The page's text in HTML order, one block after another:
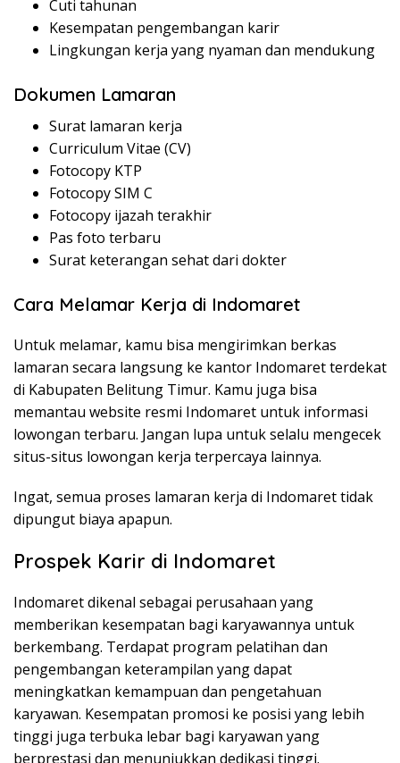
Cuti tahunan
Kesempatan pengembangan karir
Lingkungan kerja yang nyaman dan mendukung
Dokumen Lamaran
Surat lamaran kerja
Curriculum Vitae (CV)
Fotocopy KTP
Fotocopy SIM C
Fotocopy ijazah terakhir
Pas foto terbaru
Surat keterangan sehat dari dokter
Cara Melamar Kerja di Indomaret
Untuk melamar, kamu bisa mengirimkan berkas
lamaran secara langsung ke kantor Indomaret terdekat
di Kabupaten Belitung Timur. Kamu juga bisa
memantau website resmi Indomaret untuk informasi
lowongan terbaru. Jangan lupa untuk selalu mengecek
situs-situs lowongan kerja terpercaya lainnya.
Ingat, semua proses lamaran kerja di Indomaret tidak
dipungut biaya apapun.
Prospek Karir di Indomaret
Indomaret dikenal sebagai perusahaan yang
memberikan kesempatan bagi karyawannya untuk
berkembang. Terdapat program pelatihan dan
pengembangan keterampilan yang dapat
meningkatkan kemampuan dan pengetahuan
karyawan. Kesempatan promosi ke posisi yang lebih
tinggi juga terbuka lebar bagi karyawan yang
berprestasi dan menunjukkan dedikasi tinggi.